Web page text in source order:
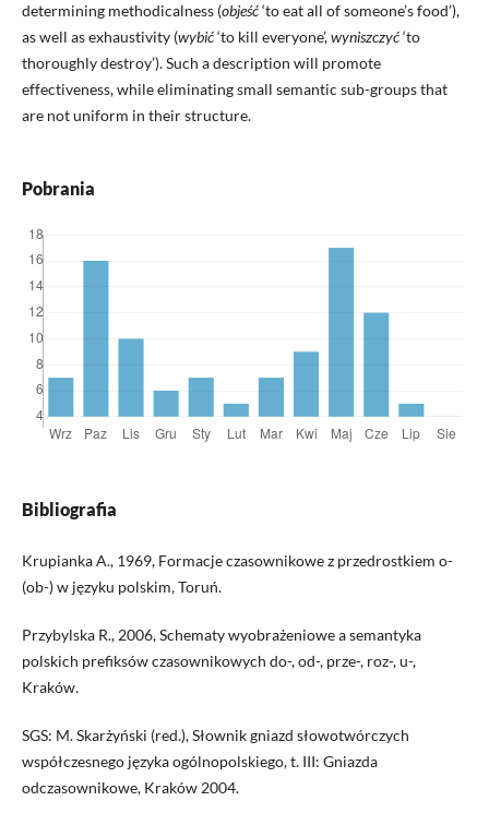
determining methodicalness (objeść‘to eat all of someone’s food’),
as well as exhaustivity (wybić‘to kill everyone’,wyniszczyć‘to
thoroughly destroy’). Such a description will promote
effectiveness, while eliminating small semantic sub-groups that
are not uniform in their structure.
Pobrania
Bibliografia
Krupianka A., 1969, Formacje czasownikowe z przedrostkiem o-
(ob-) w języku polskim, Toruń.
Przybylska R., 2006, Schematy wyobrażeniowe a semantyka
polskich prefiksów czasownikowych do-, od-, prze-, roz-, u-,
Kraków.
SGS: M. Skarżyński (red.), Słownik gniazd słowotwórczych
współczesnego języka ogólnopolskiego, t. III: Gniazda
odczasownikowe, Kraków 2004.